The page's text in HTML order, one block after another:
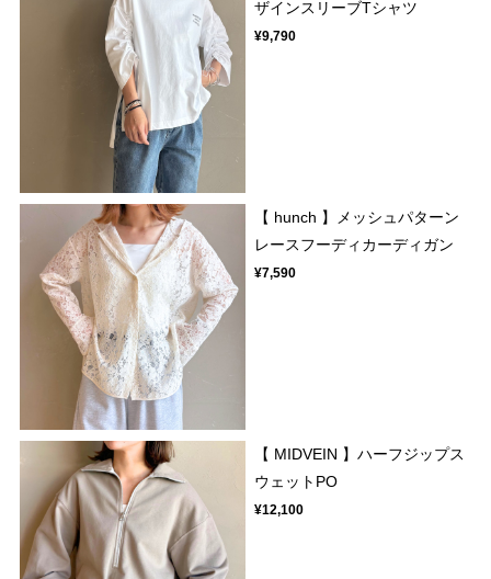
ザインスリーブTシャツ
¥9,790
【 hunch 】メッシュパターン
レースフーディカーディガン
¥7,590
【 MIDVEIN 】ハーフジップス
ウェットPO
¥12,100